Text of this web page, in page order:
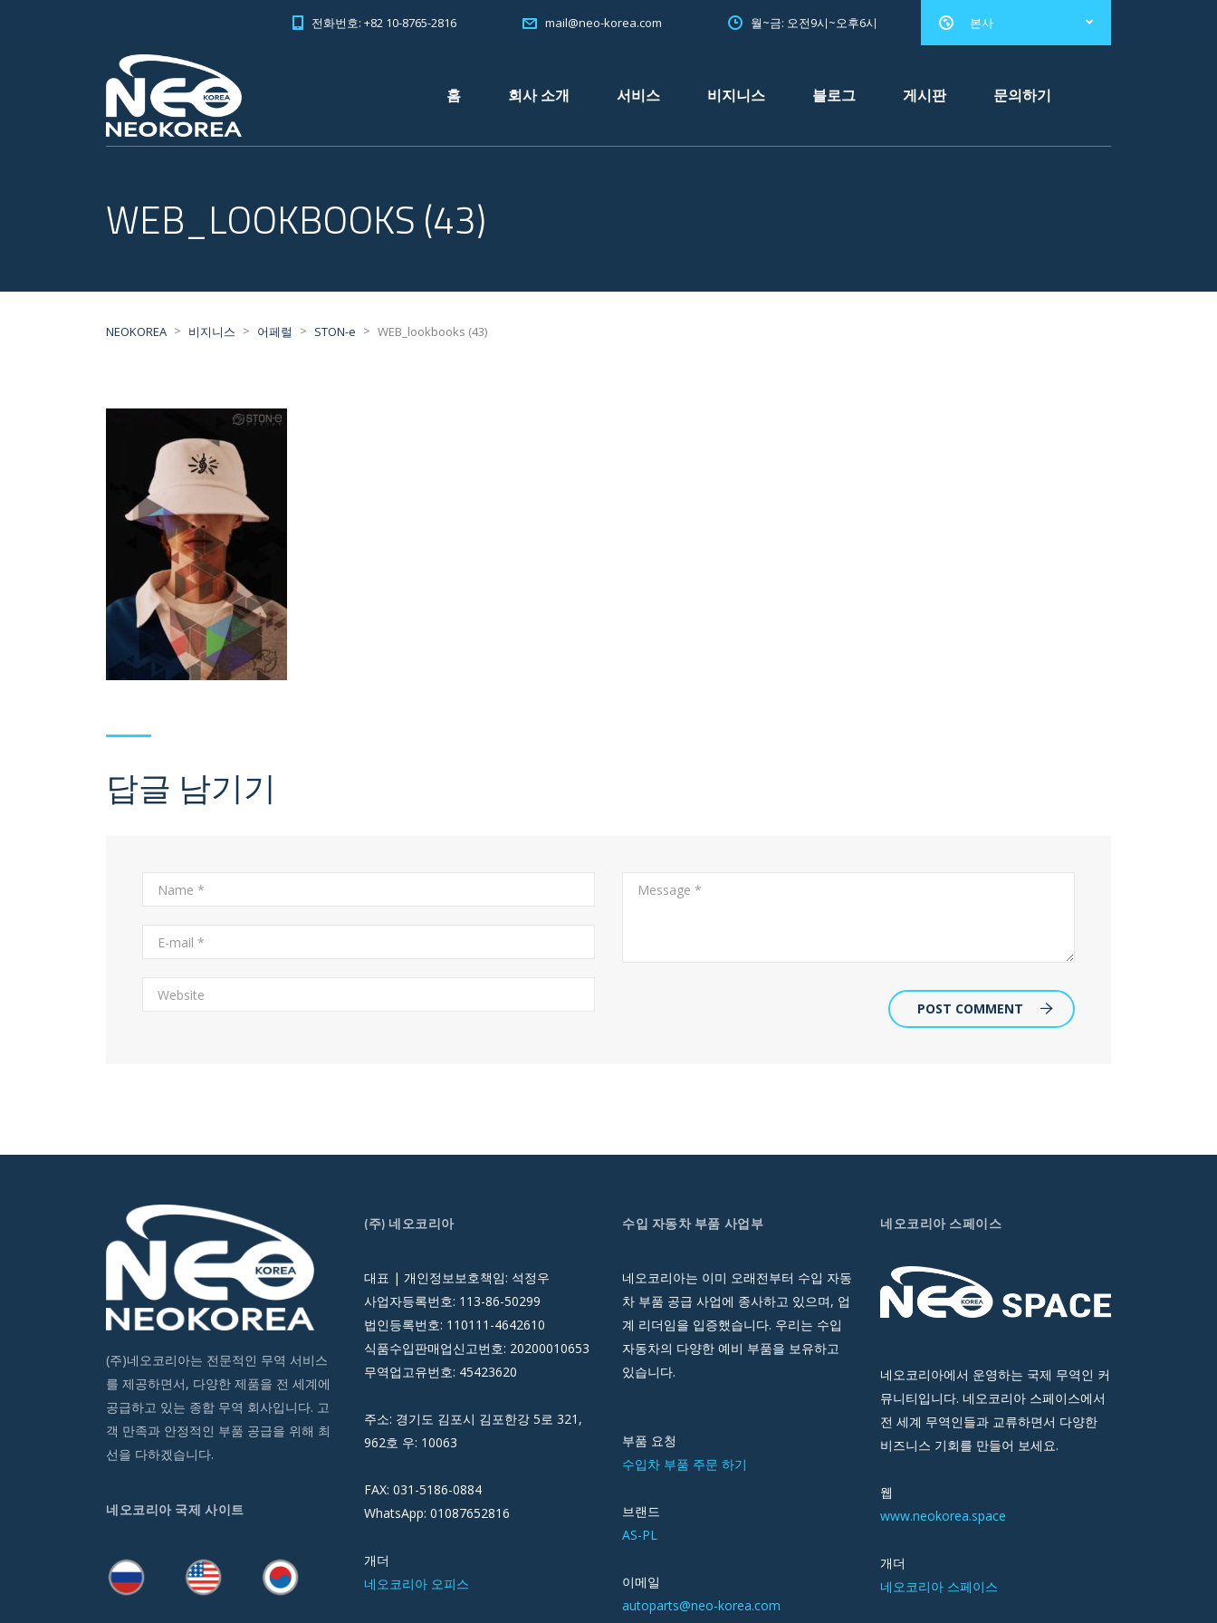
본사
전화번호: +82 10-8765-2816 mail@neo-korea.com 월~금: 오전9시~오후6시
홈 회사 소개 서비스 비지니스 블로그 게시판 문의하기
WEB_LOOKBOOKS (43)
NEOKOREA > 비지니스 > 어페럴 > STON-e > WEB_lookbooks (43)
답글 남기기
POST COMMENT
(주)네오코리아는 전문적인 무역 서비스
를 제공하면서, 다양한 제품을 전 세계에
공급하고 있는 종합 무역 회사입니다. 고
객 만족과 안정적인 부품 공급을 위해 최
선을 다하겠습니다.
네오코리아 국제 사이트
(주) 네오코리아
대표 | 개인정보보호책임: 석정우
사업자등록번호: 113-86-50299
법인등록번호: 110111-4642610
식품수입판매업신고번호: 20200010653
무역업고유번호: 45423620
주소: 경기도 김포시 김포한강 5로 321,
962호 우: 10063
FAX: 031-5186-0884
WhatsApp: 01087652816
개더
네오코리아 오피스
수입 자동차 부품 사업부
네오코리아는 이미 오래전부터 수입 자동
차 부품 공급 사업에 종사하고 있으며, 업
계 리더임을 입증했습니다. 우리는 수입
자동차의 다양한 예비 부품을 보유하고
있습니다.
부품 요청
수입차 부품 주문 하기
브랜드
AS-PL
이메일
autoparts@neo-korea.com
네오코리아 스페이스
네오코리아에서 운영하는 국제 무역인 커
뮤니티입니다. 네오코리아 스페이스에서
전 세계 무역인들과 교류하면서 다양한
비즈니스 기회를 만들어 보세요.
웹
www.neokorea.space
개더
네오코리아 스페이스